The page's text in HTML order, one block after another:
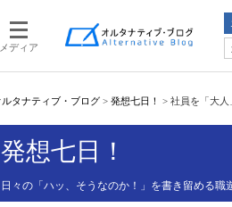
メディア
ルタナティブ・ブログ > 発想七日！ > 社員を「大人
発想七日！
日々の「ハッ、そうなのか！」を書き留める職